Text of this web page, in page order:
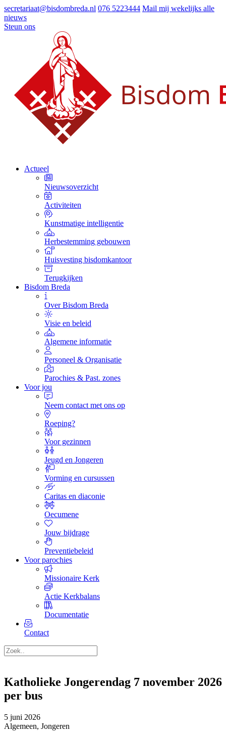
secretariaat@bisdombreda.nl 076 5223444 Mail mij wekelijks alle
nieuws
Steun ons
Actueel
Nieuwsoverzicht
Activiteiten
Kunstmatige intelligentie
Herbestemming gebouwen
Huisvesting bisdomkantoor
Terugkijken
Bisdom Breda
Over Bisdom Breda
Visie en beleid
Algemene informatie
Personeel & Organisatie
Parochies & Past. zones
Voor jou
Neem contact met ons op
Roeping?
Voor gezinnen
Jeugd en Jongeren
Vorming en cursussen
Caritas en diaconie
Oecumene
Jouw bijdrage
Preventiebeleid
Voor parochies
Missionaire Kerk
Actie Kerkbalans
Documentatie
Contact
Katholieke Jongerendag 7 november 2026
per bus
5 juni 2026
Algemeen, Jongeren